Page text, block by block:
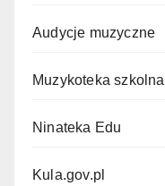
Audycje muzyczne
Muzykoteka szkolna
Ninateka Edu
Kula.gov.pl